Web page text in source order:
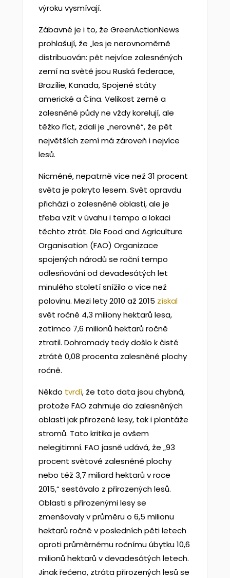
výroku vysmívají.
Zábavné je i to, že GreenActionNews
prohlašují, že „les je nerovnoměrně
distribuován: pět nejvíce zalesněných
zemí na světě jsou Ruská federace,
Brazílie, Kanada, Spojené státy
americké a Čína. Velikost země a
zalesněné půdy ne vždy korelují, ale
těžko říct, zdali je „nerovné“, že pět
největších zemí má zároveň i nejvíce
lesů.
Nicméně, nepatrně více než 31 procent
světa je pokryto lesem. Svět opravdu
přichází o zalesněné oblasti, ale je
třeba vzít v úvahu i tempo a lokaci
těchto ztrát. Dle Food and Agriculture
Organisation (FAO) Organizace
spojených národů se roční tempo
odlesňování od devadesátých let
minulého století snížilo o více než
polovinu. Mezi lety 2010 až 2015 získal
svět ročně 4,3 miliony hektarů lesa,
zatímco 7,6 milionů hektarů ročně
ztratil. Dohromady tedy došlo k čisté
ztrátě 0,08 procenta zalesněné plochy
ročně.
Někdo tvrdí, že tato data jsou chybná,
protože FAO zahrnuje do zalesněných
oblastí jak přirozené lesy, tak i plantáže
stromů. Tato kritika je ovšem
nelegitimní. FAO jasně udává, že „93
procent světové zalesněné plochy
nebo též 3,7 miliard hektarů v roce
2015,“ sestávalo z přirozených lesů.
Oblasti s přirozenými lesy se
zmenšovaly v průměru o 6,5 milionu
hektarů ročně v posledních pěti letech
oproti průměrnému ročnímu úbytku 10,6
milionů hektarů v devadesátých letech.
Jinak řečeno, ztráta přirozených lesů se